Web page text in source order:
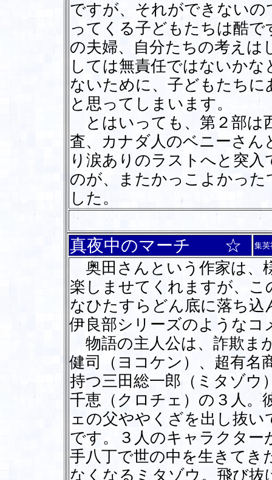
ですが、それができない
ってくる子どもたちは酷
の夫婦、自分たちの考えは
しては無責任ではないか
ないために、子どもたち
と思ってしまいます。
とはいっても、第２部は
査、カナダ人のベニーさん
り涙ありのラストへと突
のが、またかっこよかっ
した。
真夜中のマーチ ☆ 集英
奥田さんという作家は、
楽しませてくれますが、こ
なひたすらどん底に落ち
伊良部シリーズのようなコ
物語の主人公は、詐欺ま
健司（ヨコケン）、超有名
持つ三田総一郎（ミタゾウ
千恵（クロチェ）の３人。
ェの父ややくざを出し抜
です。３人のキャラクター
手八丁で世の中を生きてき
なくなるミタゾウ。飛び